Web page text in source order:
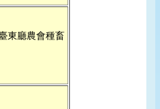
東廳農會種畜